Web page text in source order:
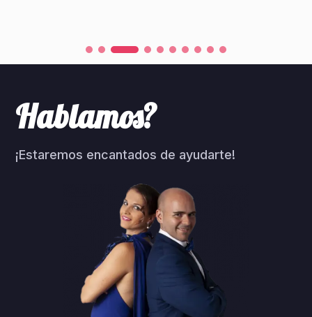
Hablamos?
¡Estaremos encantados de ayudarte!